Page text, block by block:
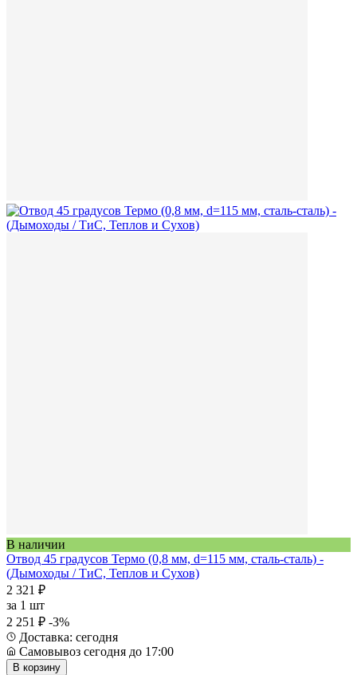
В наличии
Отвод 45 градусов Термо (0,8 мм, d=115 мм, сталь-сталь) -
(Дымоходы / ТиС, Теплов и Сухов)
2 321 ₽
за 1 шт
2 251 ₽ -3%
Доставка: сегодня
Самовывоз сегодня до 17:00
В корзину